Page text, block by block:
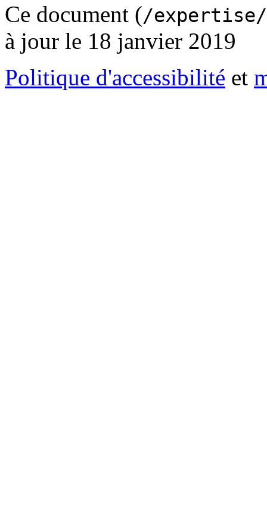
Ce document (/expertise/
à jour le 18 janvier 2019
Politique d'accessibilité et